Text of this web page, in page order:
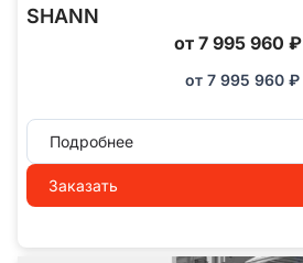
SHANN
от 7 995 960 ₽
от 7 995 960 ₽
Подробнее
Заказать